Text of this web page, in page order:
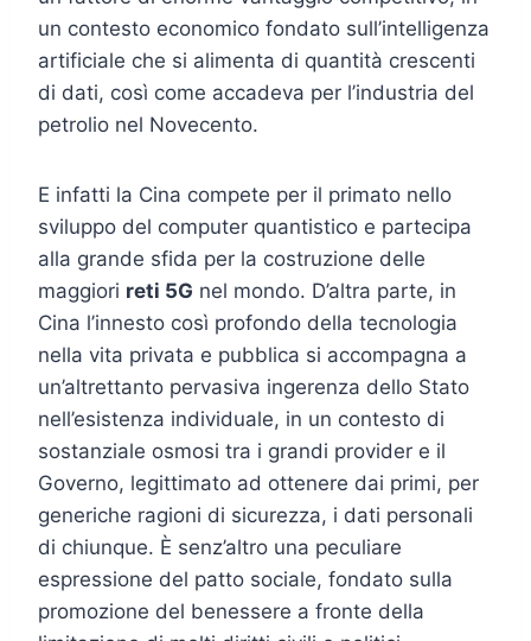
un contesto economico fondato sull’intelligenza
artificiale che si alimenta di quantità crescenti
di dati, così come accadeva per l’industria del
petrolio nel Novecento.
E infatti la Cina compete per il primato nello
sviluppo del computer quantistico e partecipa
alla grande sfida per la costruzione delle
maggiori reti 5G nel mondo. D’altra parte, in
Cina l’innesto così profondo della tecnologia
nella vita privata e pubblica si accompagna a
un’altrettanto pervasiva ingerenza dello Stato
nell’esistenza individuale, in un contesto di
sostanziale osmosi tra i grandi provider e il
Governo, legittimato ad ottenere dai primi, per
generiche ragioni di sicurezza, i dati personali
di chiunque. È senz’altro una peculiare
espressione del patto sociale, fondato sulla
promozione del benessere a fronte della